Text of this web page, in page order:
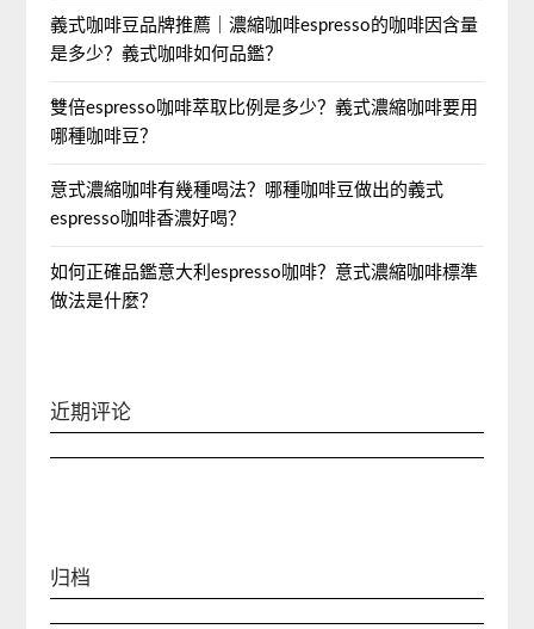
義式咖啡豆品牌推薦｜濃縮咖啡espresso的咖啡因含量
是多少？義式咖啡如何品鑑？
雙倍espresso咖啡萃取比例是多少？義式濃縮咖啡要用
哪種咖啡豆？
意式濃縮咖啡有幾種喝法？哪種咖啡豆做出的義式
espresso咖啡香濃好喝？
如何正確品鑑意大利espresso咖啡？意式濃縮咖啡標準
做法是什麼？
近期评论
归档